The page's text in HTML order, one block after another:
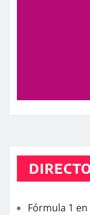
Fórmula 1